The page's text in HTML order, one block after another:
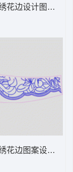
花边设计图 裙边
花边图案设计图